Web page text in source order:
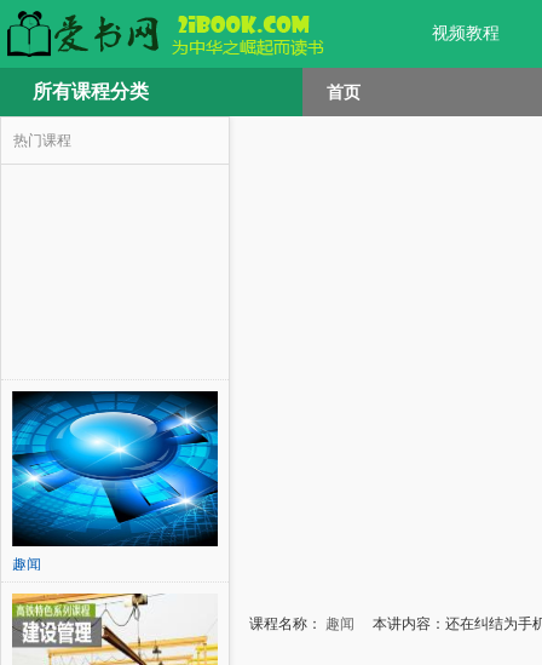
视频教程
所有课程分类 首页
热门课程
趣闻
课程名称： 趣闻 本讲内容：还在纠结为手